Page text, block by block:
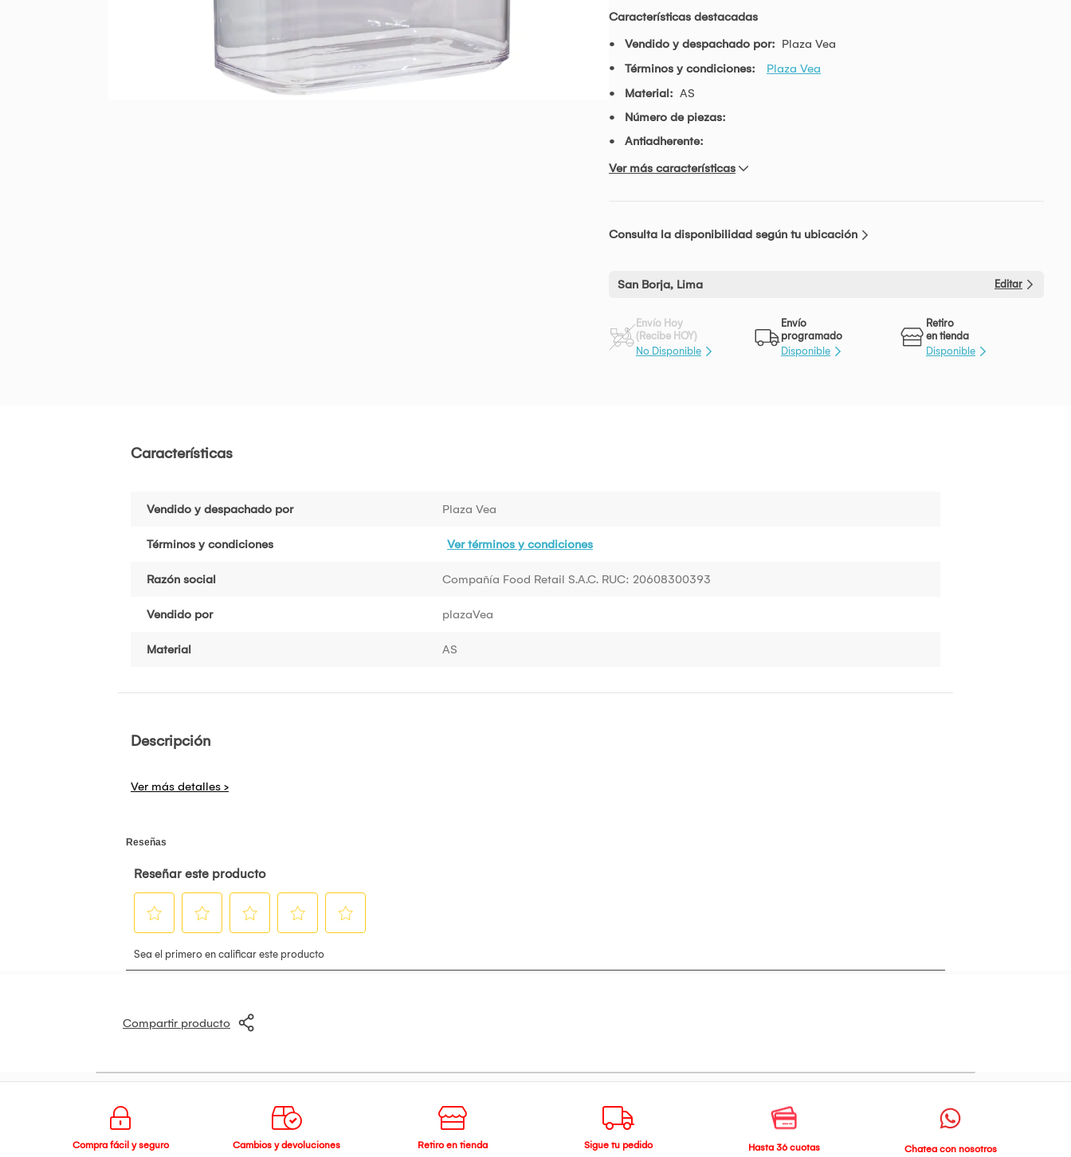
Características destacadas
Vendido y despachado por: Plaza Vea
Términos y condiciones:
Plaza Vea
Material: AS
Número de piezas:
Antiadherente:
Ver más características
Consulta la disponibilidad según tu ubicación
San Borja, Lima Editar
Envío Hoy
(Recibe HOY)
No Disponible
Envío
programado
Disponible
Retiro
en tienda
Disponible
Características
Vendido y despachado por Plaza Vea
Términos y condiciones Ver términos y condiciones
Razón social Compañía Food Retail S.A.C. RUC: 20608300393
Vendido por plazaVea
Material AS
Descripción
Compartir producto
Compra fácil y seguro
Cambios y devoluciones
Retiro en tienda
Sigue tu pedido
Hasta 36 cuotas
Chatea con nosotros